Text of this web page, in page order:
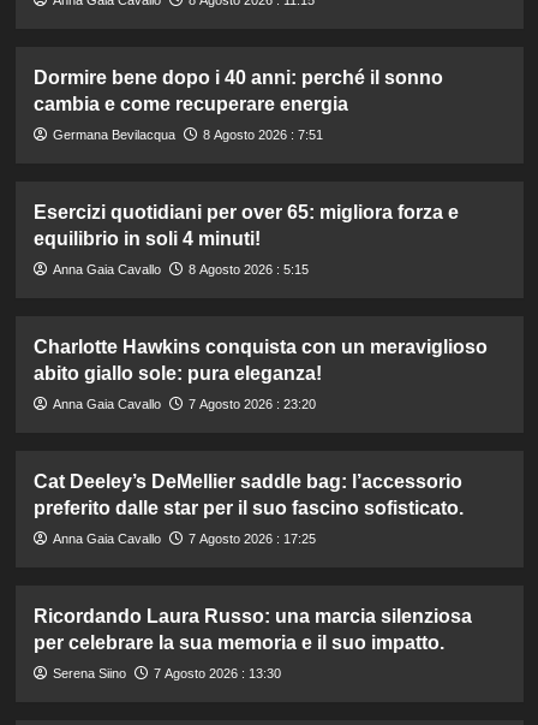
Dormire bene dopo i 40 anni: perché il sonno
cambia e come recuperare energia
Germana Bevilacqua 8 Agosto 2026 : 7:51
Esercizi quotidiani per over 65: migliora forza e
equilibrio in soli 4 minuti!
Anna Gaia Cavallo 8 Agosto 2026 : 5:15
Charlotte Hawkins conquista con un meraviglioso
abito giallo sole: pura eleganza!
Anna Gaia Cavallo 7 Agosto 2026 : 23:20
Cat Deeley’s DeMellier saddle bag: l’accessorio
preferito dalle star per il suo fascino sofisticato.
Anna Gaia Cavallo 7 Agosto 2026 : 17:25
Ricordando Laura Russo: una marcia silenziosa
per celebrare la sua memoria e il suo impatto.
Serena Siino 7 Agosto 2026 : 13:30